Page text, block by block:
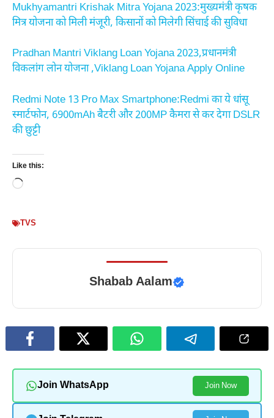
Mukhyamantri Krishak Mitra Yojana 2023:मुख्यमंत्री कृषक
मित्र योजना को मिली मंजूरी, किसानों को मिलेगी सिंचाई की सुविधा
Pradhan Mantri Viklang Loan Yojana 2023,प्रधानमंत्री
विकलांग लोन योजना ,Viklang Loan Yojana Apply Online
Redmi Note 13 Pro Max Smartphone:Redmi का ये धांसू
स्मार्टफोन, 6900mAh बैटरी और 200MP कैमरा से कर देगा DSLR
की छुट्टी
Like this:
Loading…
TVS
Shabab Aalam
Join WhatsApp Join Now